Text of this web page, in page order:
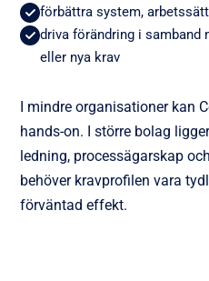
förbättra system,
driva förändring i
eller nya krav
I mindre organisationer kan
hands-on. I större bolag
ledning, processägarskap
behöver kravprofilen vara
förväntad effekt.